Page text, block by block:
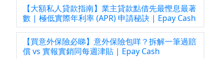
【大額私人貸款指南】業主貸款點借先最慳息最著
數 | 極低實際年利率 (APR) 申請秘訣 | Epay Cash
【買意外保險必睇】意外保險包咩？拆解一筆過賠
償 vs 實報實銷同每週津貼 | Epay Cash